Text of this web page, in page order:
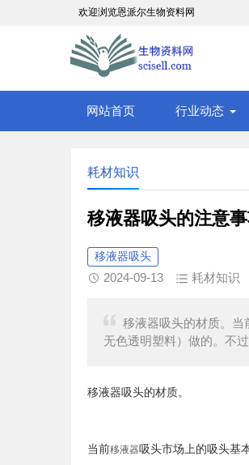
欢迎浏览恩派尔生物资料网
网站首页 行业动态
耗材知识
移液器吸头的注意
移液器吸头
2024-09-13 耗材知识
移液器吸头的材质。当
无色透明塑料）做的。不
移液器吸头的材质。
当前移液器吸头市场上的吸头基